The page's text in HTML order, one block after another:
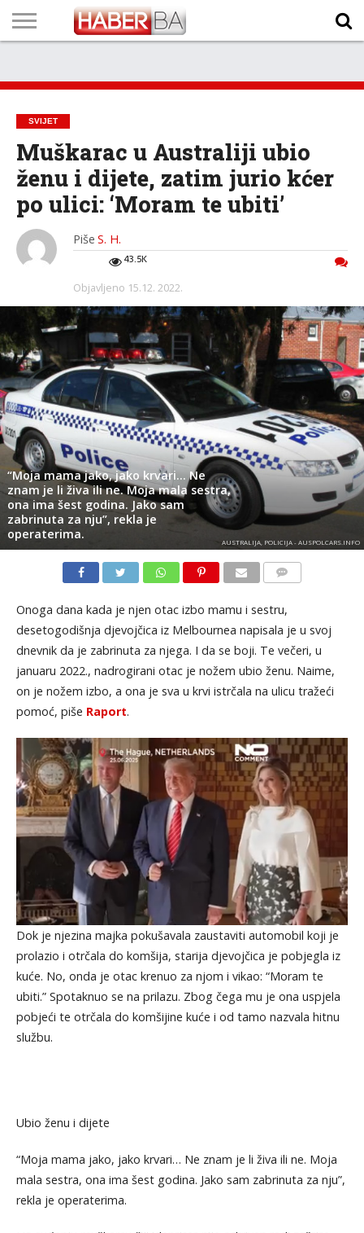
TECH
PROGRAM
PROGNOZA
PUTEVIMA
LISTA
NAMA
SVIJET
Muškarac u Australiji ubio
ženu i dijete, zatim jurio kćer
po ulici: ‘Moram te ubiti’
Piše S. H.
43.5K
Objavljeno 15.12. 2022.
“Moja mama jako, jako krvari… Ne
znam je li živa ili ne. Moja mala sestra,
ona ima šest godina. Jako sam
zabrinuta za nju”, rekla je
operaterima.
AUSTRALIJA, POLICIJA - AUSPOLCARS.INFO
Onoga dana kada je njen otac izbo mamu i sestru,
desetogodišnja djevojčica iz Melbournea napisala je u svoj
dnevnik da je zabrinuta za njega. I da se boji. Te večeri, u
januaru 2022., nadrogirani otac je nožem ubio ženu. Naime,
on je nožem izbo, a ona je sva u krvi istrčala na ulicu tražeći
pomoć, piše Raport.
Dok je njezina majka pokušavala zaustaviti automobil koji je
prolazio i otrčala do komšija, starija djevojčica je pobjegla iz
kuće. No, onda je otac krenuo za njom i vikao: “Moram te
ubiti.” Spotaknuo se na prilazu. Zbog čega mu je ona uspjela
pobjeći te otrčala do komšijine kuće i od tamo nazvala hitnu
službu.
Ubio ženu i dijete
“Moja mama jako, jako krvari… Ne znam je li živa ili ne. Moja
mala sestra, ona ima šest godina. Jako sam zabrinuta za nju”,
rekla je operaterima.